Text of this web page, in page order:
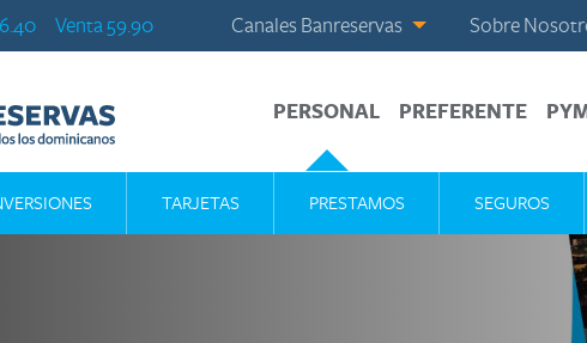
Venta 59.90 Canales Banreservas Sobre
PERSONAL
TARJETAS PRESTAMOS SEGUROS
PREFERENTE